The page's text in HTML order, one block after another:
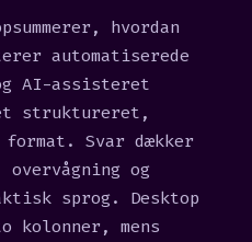
hvordan
automatiserede
AI-assisteret
struktureret,
Svar dækker
og
sprog. Desktop
kolonner, mens